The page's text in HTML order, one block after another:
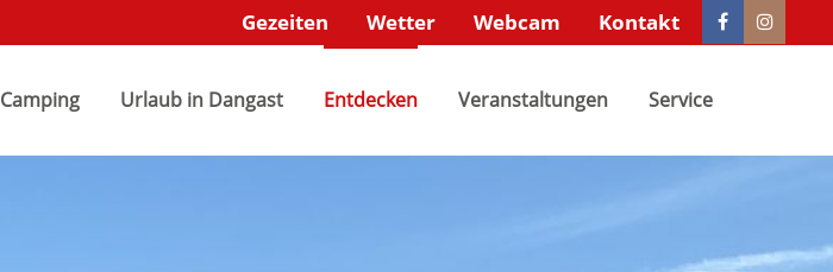
leider nicht.
leider nicht.
Gezeiten Wetter Webcam Kontakt
Camping Urlaub in Dangast Entdecken Veranstaltungen Service